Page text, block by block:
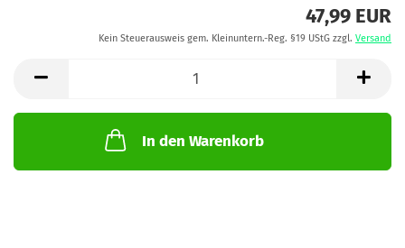
47,99 EUR
Kein Steuerausweis gem. Kleinuntern.-Reg. §19 UStG zzgl. Versand
In den Warenkorb